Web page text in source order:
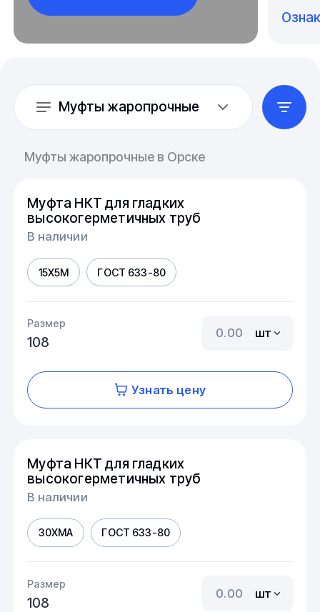
Муфты жаропрочные
Муфты жаропрочные в Орске
Муфта НКТ для гладких
высокогерметичных труб
В наличии
15Х5М ГОСТ 633-80
Размер
108
шт
Узнать цену
Муфта НКТ для гладких
высокогерметичных труб
В наличии
30ХМА ГОСТ 633-80
Размер
108
шт